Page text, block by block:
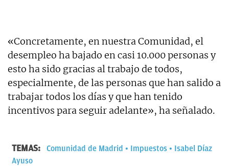
«Concretamente, en nuestra Comunidad, el
desempleo ha bajado en casi 10.000 personas y
esto ha sido gracias al trabajo de todos,
especialmente, de las personas que han salido a
trabajar todos los días y que han tenido
incentivos para seguir adelante», ha señalado.
TEMAS: Comunidad de Madrid Impuestos
Isabel Díaz
Ayuso